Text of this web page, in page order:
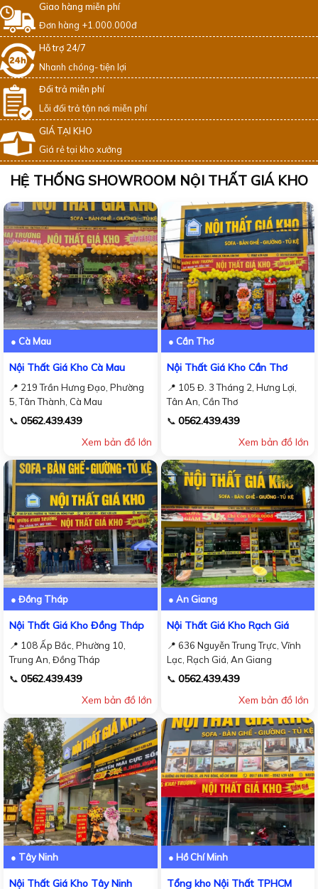
Giao hàng miễn phí
Đơn hàng +1.000.000đ
Hỗ trợ 24/7
Nhanh chóng- tiện lợi
Đổi trả miễn phí
Lỗi đổi trả tận nơi miễn phí
GIÁ TẠI KHO
Giá rẻ tại kho xưởng
HỆ THỐNG SHOWROOM NỘI THẤT GIÁ KHO
● Cà Mau
Nội Thất Giá Kho Cà Mau
📍 219 Trần Hưng Đạo, Phường
5, Tân Thành, Cà Mau
📞 0562.439.439
Xem bản đồ lớn
● Cần Thơ
Nội Thất Giá Kho Cần Thơ
📍 105 Đ. 3 Tháng 2, Hưng Lợi,
Tân An, Cần Thơ
📞 0562.439.439
Xem bản đồ lớn
● Đồng Tháp
Nội Thất Giá Kho Đồng Tháp
📍 108 Ấp Bắc, Phường 10,
Trung An, Đồng Tháp
📞 0562.439.439
Xem bản đồ lớn
● An Giang
Nội Thất Giá Kho Rạch Giá
📍 636 Nguyễn Trung Trực, Vĩnh
Lạc, Rạch Giá, An Giang
📞 0562.439.439
Xem bản đồ lớn
● Tây Ninh
Nội Thất Giá Kho Tây Ninh
● Hồ Chí Minh
Tổng kho Nội Thất TPHCM